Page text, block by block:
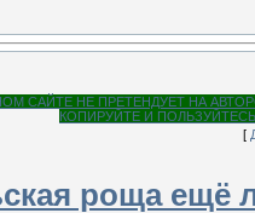
НЕ ПРЕТЕНДУЕТ НА
КОПИРУЙТЕ И
[
роща ещё